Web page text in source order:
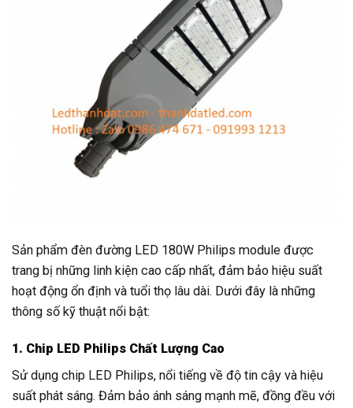
Sản phẩm đèn đường LED 180W Philips module được
trang bị những linh kiện cao cấp nhất, đảm bảo hiệu suất
hoạt động ổn định và tuổi thọ lâu dài. Dưới đây là những
thông số kỹ thuật nổi bật:
1. Chip LED Philips Chất Lượng Cao
Sử dụng chip LED Philips, nổi tiếng về độ tin cậy và hiệu
suất phát sáng. Đảm bảo ánh sáng mạnh mẽ, đồng đều với